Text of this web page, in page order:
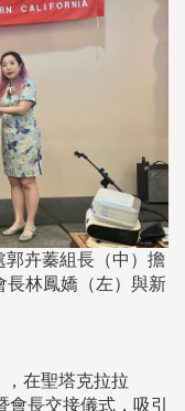
卉蓁組長（中）擔
長林鳳嬌（左）與新
在聖塔克拉拉
會長交接儀式，吸引